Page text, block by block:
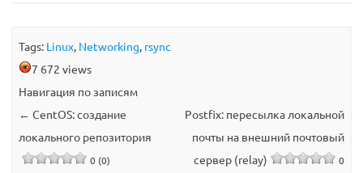
Tags: Linux, Networking, rsync
7 672 views
Навигация по записям
← CentOS: создание
локального репозитория
0 (0)
Postfix: пересылка локальной
почты на внешний почтовый
сервер (relay)
0